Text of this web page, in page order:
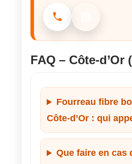
02.90.38.10.92
Demander
FAQ – Côte-d’Or
Fourreau fibre
Côte-d’Or : qui
Que faire en cas